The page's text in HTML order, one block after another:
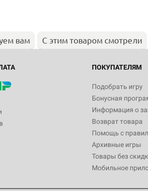
вам С этим товаром смотрели
ПОКУПАТЕЛЯМ
Подобрать игру
Бонусная
Информация о
Возврат товара
Помощь с
Архивные игры
Товары без
Мобильное